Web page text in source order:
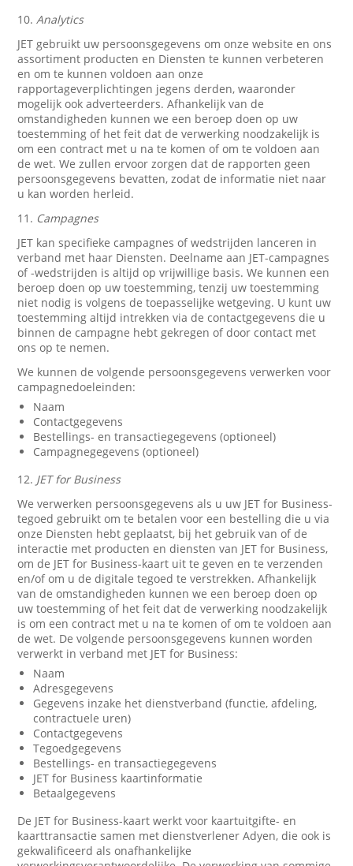
10.Analytics
JET gebruikt uw persoonsgegevens om onze website en ons
assortiment producten en Diensten te kunnen verbeteren
en om te kunnen voldoen aan onze
rapportageverplichtingen jegens derden, waaronder
mogelijk ook adverteerders. Afhankelijk van de
omstandigheden kunnen we een beroep doen op uw
toestemming of het feit dat de verwerking noodzakelijk is
om een contract met u na te komen of om te voldoen aan
de wet. We zullen ervoor zorgen dat de rapporten geen
persoonsgegevens bevatten, zodat de informatie niet naar
u kan worden herleid.
11. Campagnes
JET kan specifieke campagnes of wedstrijden lanceren in
verband met haar Diensten. Deelname aan JET-campagnes
of -wedstrijden is altijd op vrijwillige basis. We kunnen een
beroep doen op uw toestemming, tenzij uw toestemming
niet nodig is volgens de toepasselijke wetgeving. U kunt uw
toestemming altijd intrekken via de contactgegevens die u
binnen de campagne hebt gekregen of door contact met
ons op te nemen.
We kunnen de volgende persoonsgegevens verwerken voor
campagnedoeleinden:
Naam
Contactgegevens
Bestellings- en transactiegegevens (optioneel)
Campagnegegevens (optioneel)
12. JET for Business
We verwerken persoonsgegevens als u uw JET for Business-
tegoed gebruikt om te betalen voor een bestelling die u via
onze Diensten hebt geplaatst, bij het gebruik van of de
interactie met producten en diensten van JET for Business,
om de JET for Business-kaart uit te geven en te verzenden
en/of om u de digitale tegoed te verstrekken. Afhankelijk
van de omstandigheden kunnen we een beroep doen op
uw toestemming of het feit dat de verwerking noodzakelijk
is om een contract met u na te komen of om te voldoen aan
de wet. De volgende persoonsgegevens kunnen worden
verwerkt in verband met JET for Business:
Naam
Adresgegevens
Gegevens inzake het dienstverband (functie, afdeling,
contractuele uren)
Contactgegevens
Tegoedgegevens
Bestellings- en transactiegegevens
JET for Business kaartinformatie
Betaalgegevens
De JET for Business-kaart werkt voor kaartuitgifte- en
kaarttransactie samen met dienstverlener Adyen, die ook is
gekwalificeerd als onafhankelijke